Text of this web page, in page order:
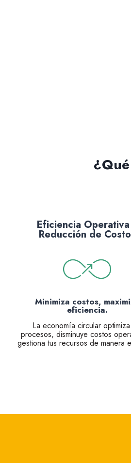
Eficiencia
Reducción de
Minimiza costos,
eficiencia.
La economía circular
procesos, disminuye costos
gestiona tus recursos de manera